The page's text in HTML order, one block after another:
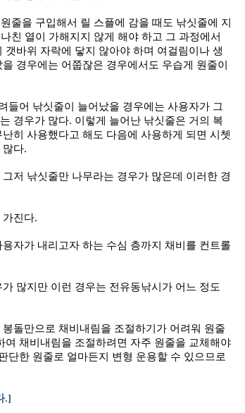
원줄을 구입해서 릴 스플에 감을 때도 낚싯줄에 지
나친 열이 가해지지 않게 해야 하고 그 과정에서
바위 자락에 닿지 않아야 하며 여걸림이나 생
경우에는 어쭙잖은 경우에서도 우습게 원줄이
들어 낚싯줄이 늘어났을 경우에는 사용자가 그
경우가 많다. 이렇게 늘어난 낚싯줄은 거의 복
히 사용했다고 해도 다음에 사용하게 되면 시쳇
많다.
저 낚싯줄만 나무라는 경우가 많은데 이러한 경
가진다.
자가 내리고자 하는 수심 층까지 채비를 컨트롤
많지만 이런 경우는 전유동낚시가 어느 정도
돌만으로 채비내림을 조절하기가 어려워 원줄
여 채비내림을 조절하려면 자주 원줄을 교체해야
단한 원줄로 얼마든지 변형 운용할 수 있으므로
.]